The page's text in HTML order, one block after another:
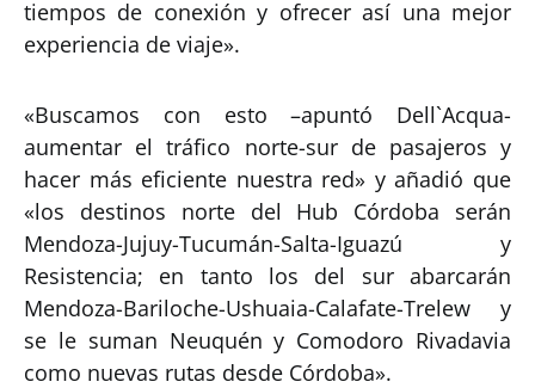
tiempos de conexión y ofrecer así una mejor
experiencia de viaje».
«Buscamos con esto –apuntó Dell`Acqua-
aumentar el tráfico norte-sur de pasajeros y
hacer más eficiente nuestra red» y añadió que
«los destinos norte del Hub Córdoba serán
Mendoza-Jujuy-Tucumán-Salta-Iguazú y
Resistencia; en tanto los del sur abarcarán
Mendoza-Bariloche-Ushuaia-Calafate-Trelew y
se le suman Neuquén y Comodoro Rivadavia
como nuevas rutas desde Córdoba».